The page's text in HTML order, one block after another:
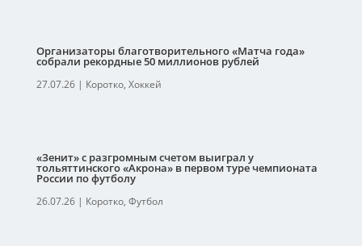
Организаторы благотворительного «Матча года»
собрали рекордные 50 миллионов рублей
27.07.26| Коротко, Хоккей
«Зенит» с разгромным счетом выиграл у
тольяттинского «Акрона» в первом туре чемпионата
России по футболу
26.07.26| Коротко, Футбол